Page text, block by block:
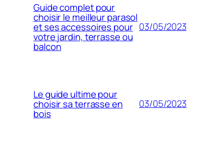
Guide complet pour
choisir le meilleur parasol
et ses accessoires pour
votre jardin, terrasse ou
balcon
03/05/2023
Le guide ultime pour
choisir sa terrasse en
bois
03/05/2023